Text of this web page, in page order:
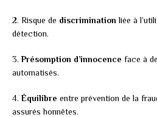
2. Risque de discrimination liée à
détection.
3.Présomption d’innocence face à
automatisés.
4. Équilibre entre prévention de la
assurés honnêtes.